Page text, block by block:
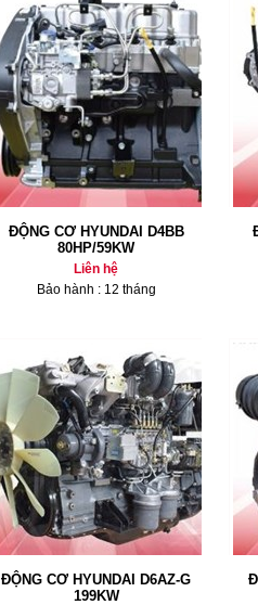
ĐỘNG CƠ HYUNDAI D4BB
80HP/59KW
Liên hệ
Bảo hành : 12 tháng
ĐỘNG CƠ HYUNDAI D6AZ-G
199KW